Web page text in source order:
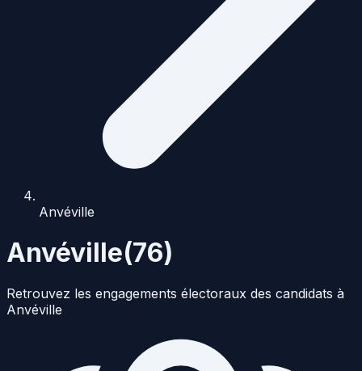
Anvéville
Anvéville(76)
Retrouvez les engagements électoraux des candidats à
Anvéville